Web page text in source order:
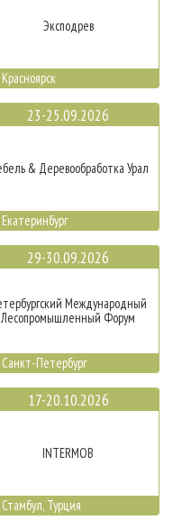
Эксподрев
Красноярск
23-25.09.2026
& Деревообработка Урал
Екатеринбург
29-30.09.2026
Международный
Лесопромышленный Форум
Санкт-Петербург
17-20.10.2026
INTERMOB
Стамбул, Турция